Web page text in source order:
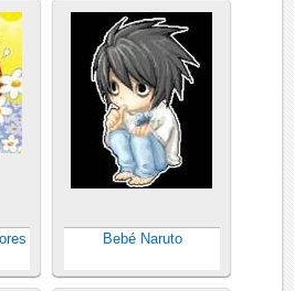
Bebé Naruto